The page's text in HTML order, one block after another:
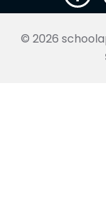
© 2026